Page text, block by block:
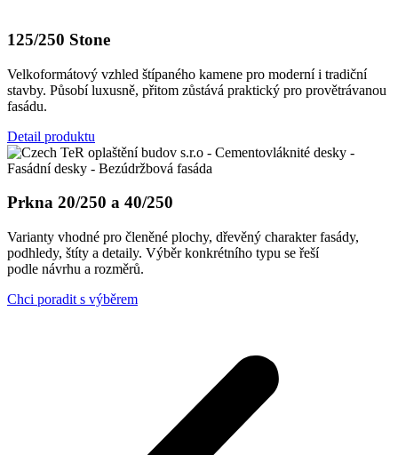
125/250 Stone
Velkoformátový vzhled štípaného kamene pro moderní i tradiční
stavby. Působí luxusně, přitom zůstává praktický pro provětrávanou
fasádu.
Detail produktu
Prkna 20/250 a 40/250
Varianty vhodné pro členěné plochy, dřevěný charakter fasády,
podhledy, štíty a detaily. Výběr konkrétního typu se řeší
podle návrhu a rozměrů.
Chci poradit s výběrem